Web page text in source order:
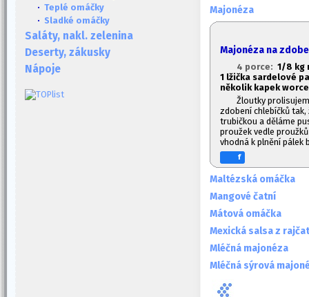
· Teplé omáčky
· Sladké omáčky
Saláty, nakl. zelenina
Deserty, zákusky
Nápoje
Majonéza
Majonéza na
4 porce: 1/8 kg
1 lžička sardelové
několik kapek
Žloutky
zdobení chlebíčků
trubičkou a děláme
proužek vedle
vhodná k plnění pálek
f
Maltézská omáčka
Mangové čatní
Mátová omáčka
Mexická salsa z rajčat
Mléčná majonéza
Mléčná sýrová